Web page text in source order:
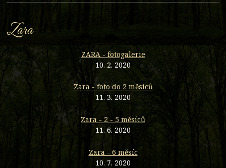
Zara
ZARA - fotogalerie
10. 2. 2020
Zara - foto do 2 měsíců
11. 3. 2020
Zara - 2 - 5 měsíců
11. 6. 2020
Zara - 6 měsíc
10. 7. 2020